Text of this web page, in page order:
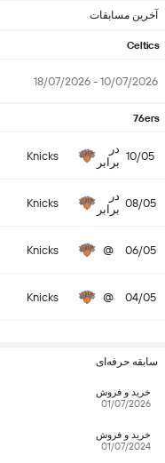
آخرین مسابقات
Celtics
10/07/2026 - 18/07/2026
76ers
10/05 در
برابر
Knicks
08/05 در
برابر
Knicks
06/05
@
Knicks
04/05
@
Knicks
سابقه حرفه‌ای
خرید و فروش
01/07/2026
خرید و فروش
01/07/2024